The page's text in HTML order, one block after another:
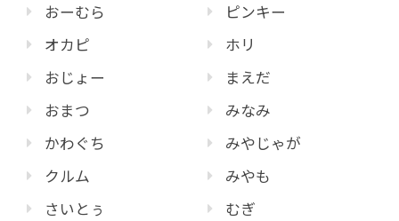
おーむら
オカピ
おじょー
おまつ
かわぐち
クルム
さいとぅ
ピンキー
ホリ
まえだ
みなみ
みやじゃが
みやも
むぎ